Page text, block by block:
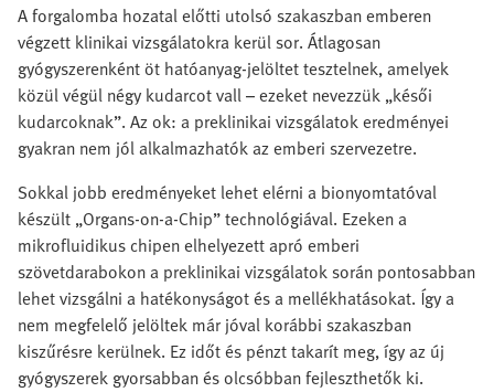
A forgalomba hozatal előtti utolsó szakaszban emberen
végzett klinikai vizsgálatokra kerül sor. Átlagosan
gyógyszerenként öt hatóanyag-jelöltet tesztelnek, amelyek
közül végül négy kudarcot vall – ezeket nevezzük „késői
kudarcoknak”. Az ok: a preklinikai vizsgálatok eredményei
gyakran nem jól alkalmazhatók az emberi szervezetre.
Sokkal jobb eredményeket lehet elérni a bionyomtatóval
készült „Organs-on-a-Chip” technológiával. Ezeken a
mikrofluidikus chipen elhelyezett apró emberi
szövetdarabokon a preklinikai vizsgálatok során pontosabban
lehet vizsgálni a hatékonyságot és a mellékhatásokat. Így a
nem megfelelő jelöltek már jóval korábbi szakaszban
kiszűrésre kerülnek. Ez időt és pénzt takarít meg, így az új
gyógyszerek gyorsabban és olcsóbban fejleszthetők ki.